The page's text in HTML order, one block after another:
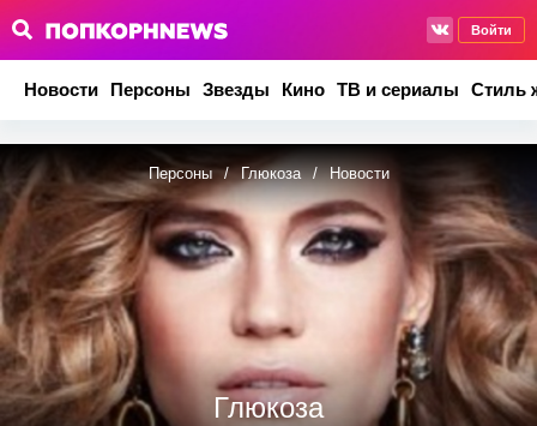
Войти
Новости Персоны Звезды Кино ТВ и сериалы Стиль
Персоны / Глюкоза / Новости
Глюкоза